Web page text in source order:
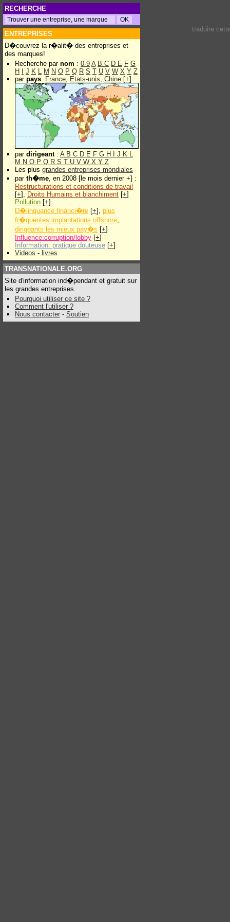
RECHERCHE
ENTREPRISES
D�couvrez la r�alit� des entreprises et
des marques!
Recherche par nom : 0-9 A B C D E F G
H
J K L M N O P Q R S T U V W X Y Z
par pays: France, Etats-unis, Chine [+]
par dirigeant: A B C D E F G H J K L
M N O P Q R S T U V W X Y Z
Les plus grandes entreprises mondiales
par th�me, en 2008 [le mois dernier +] :
Restructurations et conditions de travail
[+], Droits Humains et blanchiment [+]
Pollution [+]
D�linquance financi�re [+], plus
fr�quentes implantations offshore,
dirigeants les mieux pay�s [+]
Influence:corruption/lobby [+]
Information: pratique douteuse [+]
Videos - livres
TRANSNATIONALE.ORG
Site d'information ind�pendant et gratuit sur
les grandes entreprises.
Pourquoi utiliser ce site ?
Comment l'utiliser ?
Nous contacter - Soutien
traduire